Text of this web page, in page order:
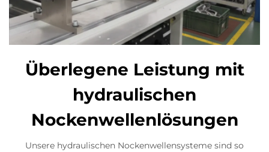
Überlegene Leistung mit
hydraulischen
Nockenwellenlösungen
Unsere hydraulischen Nockenwellensysteme sind so